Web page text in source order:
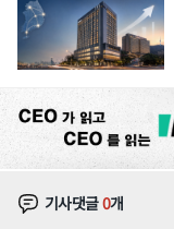
기사댓글0개